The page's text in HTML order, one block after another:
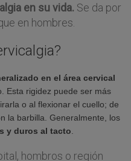
en su vida. Se da por
en hombres.
en el área cervical
Esta rigidez puede ser más
o al flexionar el cuello; de
la barbilla. Generalmente, los
y duros al tacto.
hombros o región